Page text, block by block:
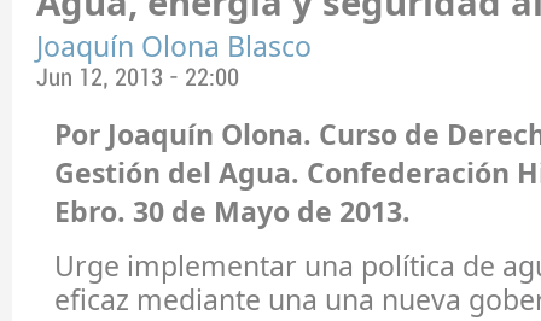
Joaquín Olona Blasco
Jun 12, 2013 - 22:00
Por Joaquín Olona. Curso de
Gestión del Agua. Confederación
Ebro. 30 de Mayo de 2013.
Urge implementar una política de
eficaz mediante una una nueva